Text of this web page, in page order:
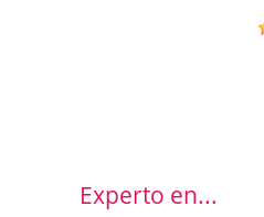
Experto en...